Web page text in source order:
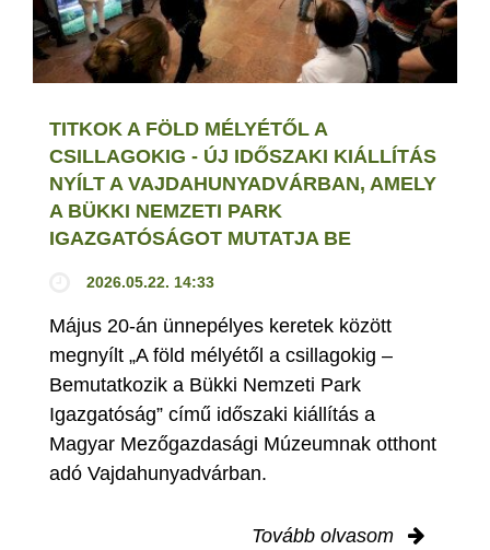
TITKOK A FÖLD MÉLYÉTŐL A
CSILLAGOKIG - ÚJ IDŐSZAKI KIÁLLÍTÁS
NYÍLT A VAJDAHUNYADVÁRBAN, AMELY
A BÜKKI NEMZETI PARK
IGAZGATÓSÁGOT MUTATJA BE
2026.05.22. 14:33
Május 20-án ünnepélyes keretek között
megnyílt „A föld mélyétől a csillagokig –
Bemutatkozik a Bükki Nemzeti Park
Igazgatóság” című időszaki kiállítás a
Magyar Mezőgazdasági Múzeumnak otthont
adó Vajdahunyadvárban.
Tovább olvasom